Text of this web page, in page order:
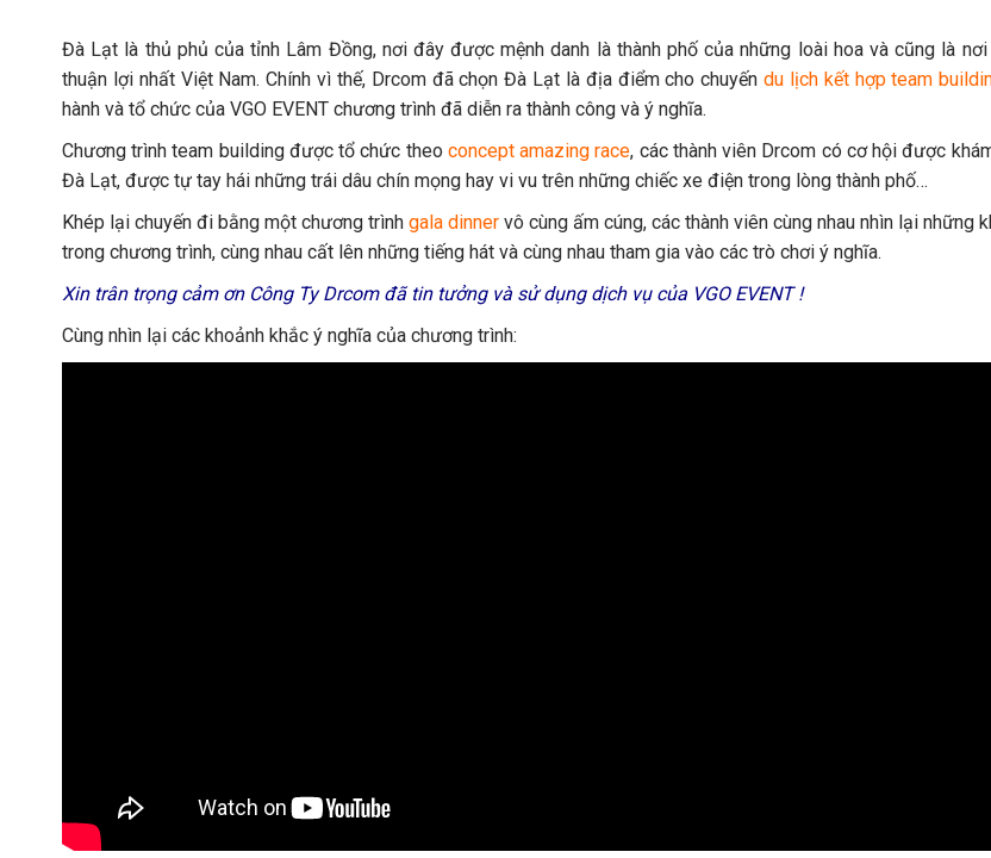
Đà Lạt là thủ phủ của tỉnh Lâm Đồng, nơi đây được mệnh danh là thành phố của những loài hoa và cũng là
thuận lợi nhất Việt Nam. Chính vì thế, Drcom đã chọn Đà Lạt là địa điểm cho chuyến du lịch kết hợp team
hành và tổ chức của VGO EVENT chương trình đã diễn ra thành công và ý nghĩa.
Chương trình team building được tổ chức theo concept amazing race, các thành viên Drcom có cơ hội được
Đà Lạt, được tự tay hái những trái dâu chín mọng hay vi vu trên những chiếc xe điện trong lòng thành phố…
Khép lại chuyến đi bằng một chương trình gala dinner vô cùng ấm cúng, các thành viên cùng nhau nhìn lại những
trong chương trình, cùng nhau cất lên những tiếng hát và cùng nhau tham gia vào các trò chơi ý nghĩa.
Xin trân trọng cảm ơn Công Ty Drcom đã tin tưởng và sử dụng dịch vụ của VGO EVENT !
Cùng nhìn lại các khoảnh khắc ý nghĩa của chương trình: